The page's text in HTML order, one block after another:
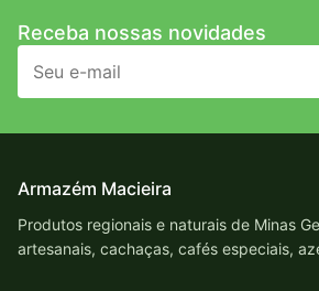
Receba nossas novidades
Armazém Macieira
Produtos regionais e naturais de Minas
artesanais, cachaças, cafés especiais,